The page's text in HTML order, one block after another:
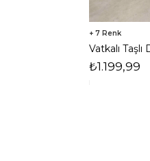
7
₺1.199,99